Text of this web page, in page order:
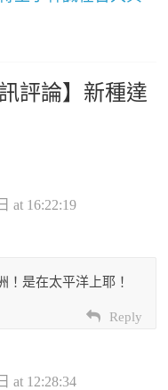
評論】新種達
at 16:22:19
！是在太平洋上耶！
Reply
at 12:28:34